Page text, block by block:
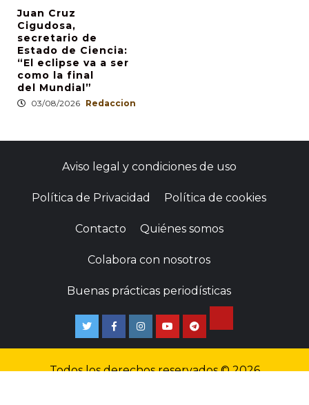
Juan Cruz
Cigudosa,
secretario de
Estado de Ciencia:
“El eclipse va a ser
como la final
del Mundial”
03/08/2026 Redaccion
Aviso legal y condiciones de uso
Política de Privacidad Política de cookies
Contacto Quiénes somos
Colabora con nosotros
Buenas prácticas periodísticas
Todos los derechos reservados © 2026